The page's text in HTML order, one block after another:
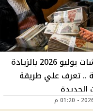
موعد صرف معاشات يوليو 2026 بالزيادة
.. تعرف علي طريقة